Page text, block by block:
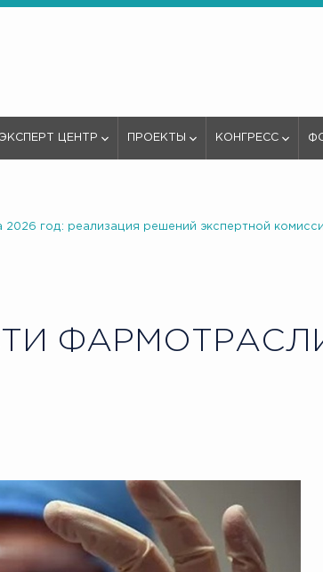
ЭКСПЕРТ ЦЕНТР ПРОЕКТЫ КОНГРЕСС
год: реализация решений экспертной